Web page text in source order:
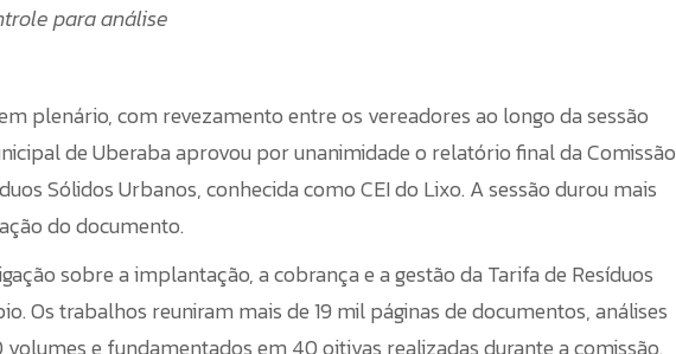
para análise
plenário, com revezamento entre os vereadores ao longo da sessão
de Uberaba aprovou por unanimidade o relatório final da Comissão
Sólidos Urbanos, conhecida como CEI do Lixo. A sessão durou mais
do documento.
sobre a implantação, a cobrança e a gestão da Tarifa de Resíduos
Os trabalhos reuniram mais de 19 mil páginas de documentos, análises